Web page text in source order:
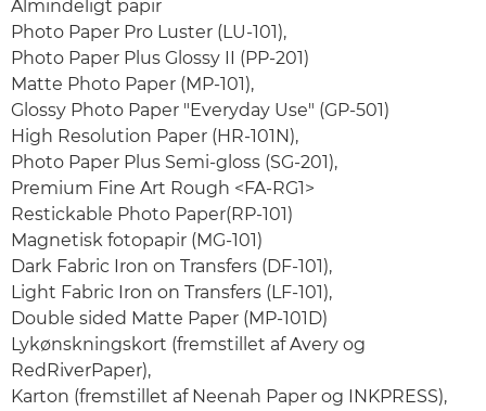
Almindeligt papir
Photo Paper Pro Luster (LU-101),
Photo Paper Plus Glossy II (PP-201)
Matte Photo Paper (MP-101),
Glossy Photo Paper "Everyday Use" (GP-501)
High Resolution Paper (HR-101N),
Photo Paper Plus Semi-gloss (SG-201),
Premium Fine Art Rough <FA-RG1>
Restickable Photo Paper(RP-101)
Magnetisk fotopapir (MG-101)
Dark Fabric Iron on Transfers (DF-101),
Light Fabric Iron on Transfers (LF-101),
Double sided Matte Paper (MP-101D)
Lykønskningskort (fremstillet af Avery og
RedRiverPaper),
Karton (fremstillet af Neenah Paper og INKPRESS),